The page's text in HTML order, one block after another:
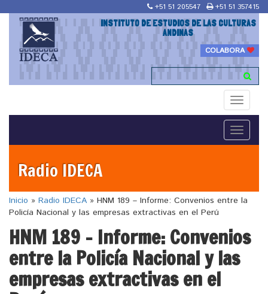
+51 51 205547 +51 51 357415
INSTITUTO DE ESTUDIOS DE LAS CULTURAS
ANDINAS
COLABORA
Toggle
Toggle
Radio IDECA
Inicio » Radio IDECA » HNM 189 – Informe: Convenios entre la
Policía Nacional y las empresas extractivas en el Perú
HNM 189 – Informe: Convenios
entre la Policía Nacional y las
empresas extractivas en el